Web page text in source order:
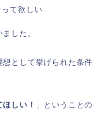
て欲しい
した。
想として挙げられた条件
しい！
」ということの